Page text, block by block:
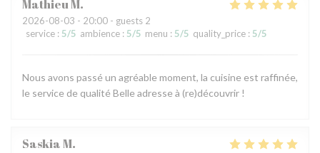
MathieuM
2026-08-03 - 20:00 - guests 2
service : 5/5 ambience : 5/5 menu : 5/5 quality_price : 5/5
Nous avons passé un agréable moment, la cuisine est raffinée,
le service de qualité Belle adresse à (re)découvrir !
SaskiaM